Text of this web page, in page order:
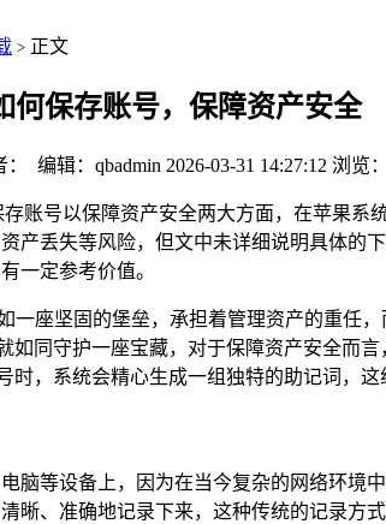
> 正文
何保存账号，保障资产安全
编辑：qbadmin 2026-03-31 14:27:12 浏览
账号以保障资产安全两大方面，在苹果
产丢失等风险，但文中未详细说明具体的
一定参考价值。
一座坚固的堡垒，承担着管理资产的重任
如同守护一座宝藏，对于保障资产安全而
时，系统会精心生成一组独特的助记词，
脑等设备上，因为在当今复杂的网络环境
晰、准确地记录下来，这种传统的记录方